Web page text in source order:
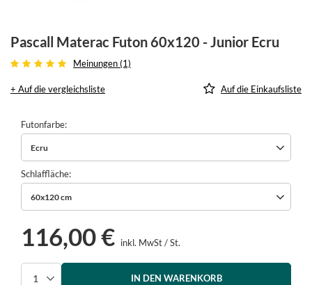
Pascall Materac Futon 60x120 - Junior Ecru
Meinungen (1)
+ Auf die vergleichsliste Auf die Einkaufsliste
Futonfarbe
Ecru
Schlaffläche
60x120 cm
116,00 € inkl. MwSt/St.
IN DEN WARENKORB